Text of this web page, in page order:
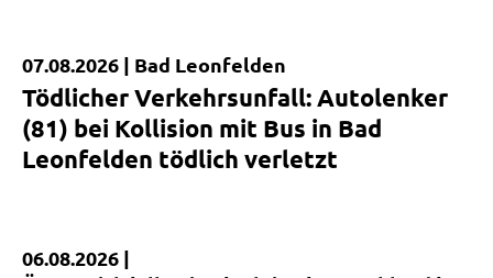
Tödlicher Verkehrsunfall
B126 Leonfeldener Straße
Bad Leonfelden
07.08.2026 | Bad Leonfelden
Tödlicher Verkehrsunfall: Autolenker
(81) bei Kollision mit Bus in Bad
Leonfelden tödlich verletzt
06.08.2026 |